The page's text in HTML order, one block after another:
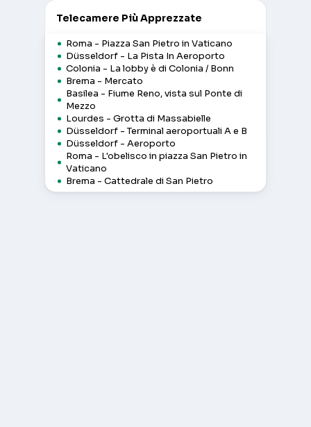
Telecamere Più Apprezzate
Roma - Piazza San Pietro in Vaticano
Düsseldorf - La Pista In Aeroporto
Colonia - La lobby è di Colonia / Bonn
Brema - Mercato
Basilea - Fiume Reno, vista sul Ponte di
Mezzo
Lourdes - Grotta di Massabielle
Düsseldorf - Terminal aeroportuali A e B
Düsseldorf - Aeroporto
Roma - L'obelisco in piazza San Pietro in
Vaticano
Brema - Cattedrale di San Pietro